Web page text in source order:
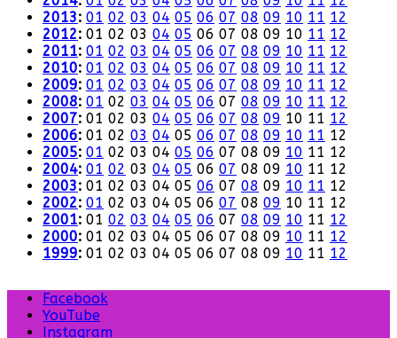
2013: 01 02 03 04 05 06 07 08 09 10 11 12
2012: 01 02 03 04 05 06 07 08 09 10 11 12
2011: 01 02 03 04 05 06 07 08 09 10 11 12
2010: 01 02 03 04 05 06 07 08 09 10 11 12
2009: 01 02 03 04 05 06 07 08 09 10 11 12
2008: 01 02 03 04 05 06 07 08 09 10 11 12
2007: 01 02 03 04 05 06 07 08 09 10 11 12
2006: 01 02 03 04 05 06 07 08 09 10 11 12
2005: 01 02 03 04 05 06 07 08 09 10 11 12
2004: 01 02 03 04 05 06 07 08 09 10 11 12
2003: 01 02 03 04 05 06 07 08 09 10 11 12
2002: 01 02 03 04 05 06 07 08 09 10 11 12
2001: 01 02 03 04 05 06 07 08 09 10 11 12
2000: 01 02 03 04 05 06 07 08 09 10 11 12
1999: 01 02 03 04 05 06 07 08 09 10 11 12
Facebook
YouTube
Instagram